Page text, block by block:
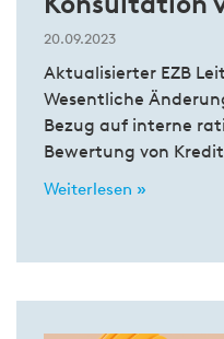
20.09.2023
Aktualisierter EZB
Wesentliche
Bezug auf interne
Bewertung von
Weiterlesen »